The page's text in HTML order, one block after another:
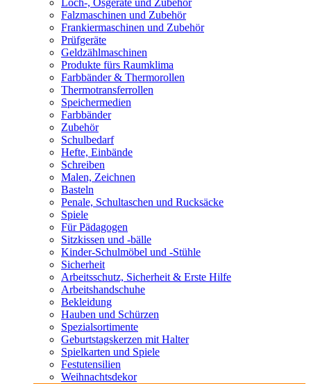
Loch-, Ösgeräte und Zubehör
Falzmaschinen und Zubehör
Frankiermaschinen und Zubehör
Prüfgeräte
Geldzählmaschinen
Produkte fürs Raumklima
Farbbänder & Thermorollen
Thermotransferrollen
Speichermedien
Farbbänder
Zubehör
Schulbedarf
Hefte, Einbände
Schreiben
Malen, Zeichnen
Basteln
Penale, Schultaschen und Rucksäcke
Spiele
Für Pädagogen
Sitzkissen und -bälle
Kinder-Schulmöbel und -Stühle
Sicherheit
Arbeitsschutz, Sicherheit & Erste Hilfe
Arbeitshandschuhe
Bekleidung
Hauben und Schürzen
Spezialsortimente
Geburtstagskerzen mit Halter
Spielkarten und Spiele
Festutensilien
Weihnachtsdekor